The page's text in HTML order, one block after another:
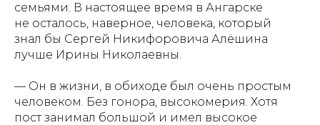
семьями. В настоящее время в Ангарске
не осталось, наверное, человека, который
знал бы Сергей Никифоровича Алёшина
лучше Ирины Николаевны.
— Он в жизни, в обиходе был очень простым
человеком. Без гонора, высокомерия. Хотя
пост занимал большой и имел высокое